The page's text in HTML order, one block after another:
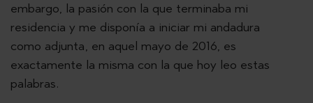
embargo, la pasión con la que terminaba mi
residencia y me disponía a iniciar mi andadura
como adjunta, en aquel mayo de 2016, es
exactamente la misma con la que hoy leo estas
palabras.